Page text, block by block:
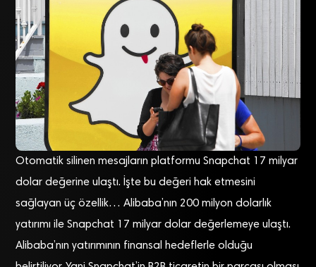
Otomatik silinen mesajların platformu Snapchat 17 milyar
dolar değerine ulaştı. İşte bu değeri hak etmesini
sağlayan üç özellik…Alibaba’nın 200 milyon dolarlık
yatırımı ile Snapchat 17 milyar dolar değerlemeye ulaştı.
Alibaba’nın yatırımının finansal hedeflerle olduğu